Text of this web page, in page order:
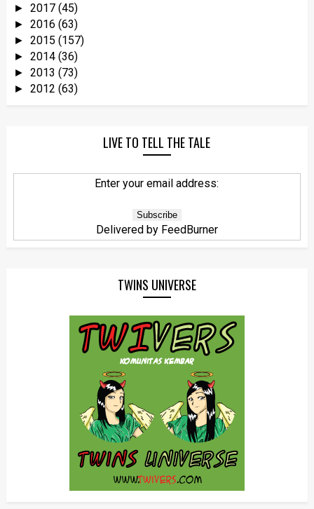
► 2017 (45)
► 2016 (63)
► 2015 (157)
► 2014 (36)
► 2013 (73)
► 2012 (63)
LIVE TO TELL THE TALE
Enter your email address:
Delivered by FeedBurner
TWINS UNIVERSE